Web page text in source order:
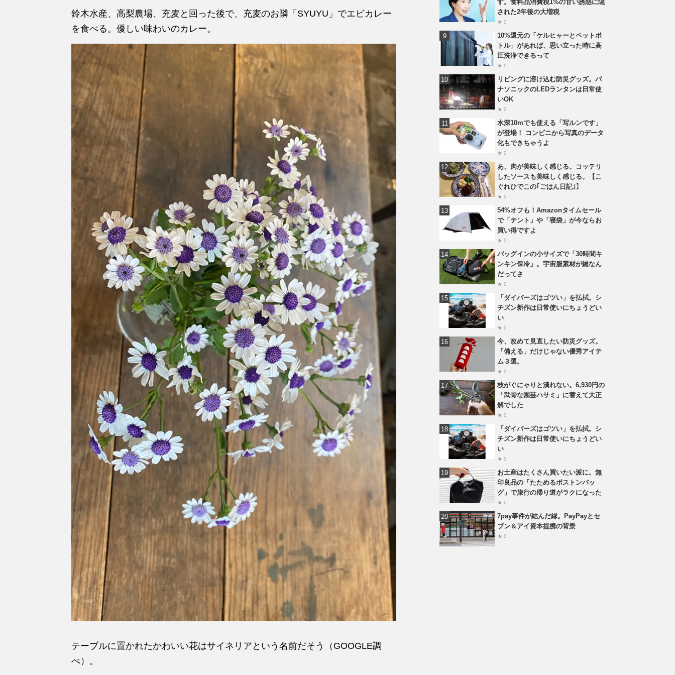
鈴木水産、高梨農場、充麦と回った後で、充麦のお隣「SYUYU」でエビカレー
を食べる。優しい味わいのカレー。
テーブルに置かれたかわいい花はサイネリアという名前だそう（GOOGLE調
べ）。
す。食料品消費税1%の甘い誘惑に隠
された2年後の大増税
★ 0
10%還元の「ケルヒャーとペットボ
トル」があれば、思い立った時に高
圧洗浄できるって
★ 0
リビングに溶け込む防災グッズ。パ
ナソニックのLEDランタンは日常使
いOK
★ 0
水深10mでも使える「写ルンです」
が登場！ コンビニから写真のデータ
化もできちゃうよ
★ 0
あ、肉が美味しく感じる。コッテリ
したソースも美味しく感じる。【こ
ぐれひでこの｢ごはん日記｣】
★ 0
54%オフも！Amazonタイムセール
で「テント」や「寝袋」が今ならお
買い得ですよ
★ 0
バッグインの小サイズで「30時間キ
ンキン保冷」。宇宙服素材が鍵なん
だってさ
★ 0
「ダイバーズはゴツい」を払拭。シ
チズン新作は日常使いにちょうどい
い
★ 0
今、改めて見直したい防災グッズ。
「備える」だけじゃない優秀アイテ
ム３選。
★ 0
枝がぐにゃりと潰れない。6,930円の
「武骨な園芸ハサミ」に替えて大正
解でした
★ 0
「ダイバーズはゴツい」を払拭。シ
チズン新作は日常使いにちょうどい
い
★ 0
お土産はたくさん買いたい派に。無
印良品の「たためるボストンバッ
グ」で旅行の帰り道がラクになった
★ 0
7pay事件が結んだ縁。PayPayとセ
ブン＆アイ資本提携の背景
★ 0